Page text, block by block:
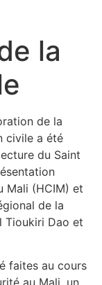
la
de la
civile a été
du Saint
Mali (HCIM) et
de la
Tioukiri Dao et
faites au cours
au Mali, un